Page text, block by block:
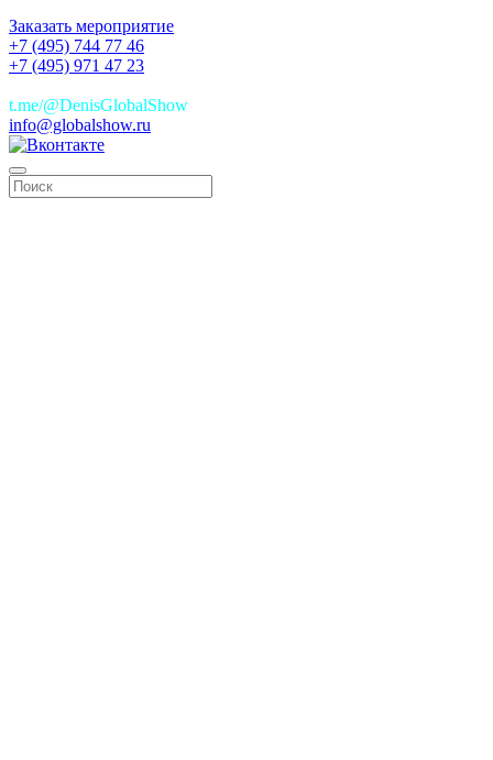
Заказать мероприятие
+7 (495) 744 77 46
+7 (495) 971 47 23
t.me/@DenisGlobalShow
info@globalshow.ru